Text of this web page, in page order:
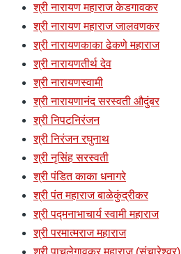
श्री नारायण महाराज केडगावकर
श्री नारायण महाराज जालवणकर
श्री नारायणकाका ढेकणे महाराज
श्री नारायणतीर्थ देव
श्री नारायणस्वामी
श्री नारायणानंद सरस्वती औदुंबर
श्री निपटनिरंजन
श्री निरंजन रघुनाथ
श्री नृसिंह सरस्वती
श्री पंडित काका धनागरे
श्री पंत महाराज बाळेकुंद्रीकर
श्री पद्मनाभाचार्य स्वामी महाराज
श्री परमात्मराज महाराज
श्री पाचलेगावकर महाराज (संचारेश्वर)